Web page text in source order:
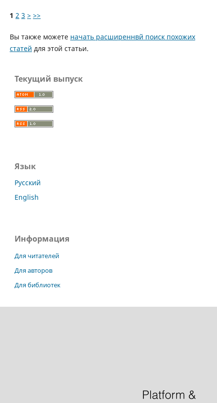
1 2 3 > >>
Вы также можете начать расширеннвй поиск похожих
статей для этой статьи.
Текущий выпуск
Язык
Русский
English
Информация
Для читателей
Для авторов
Для библиотек